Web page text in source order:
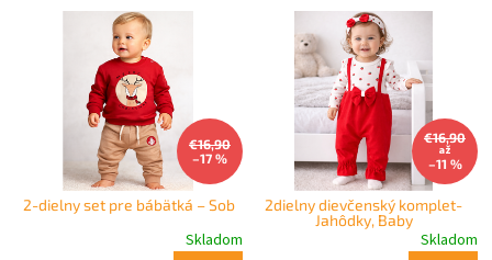
€16,90
–17 %
2-dielny set pre bábätká – Sob
Skladom
€16,90
až
–11 %
2dielny dievčenský komplet-
Jahôdky, Baby
Skladom